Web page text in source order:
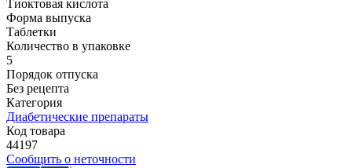
Тиоктовая кислота
Форма выпуска
Таблетки
Количество в упаковке
5
Порядок отпуска
Без рецепта
Категория
Диабетические препараты
Код товара
44197
Сообщить о неточности